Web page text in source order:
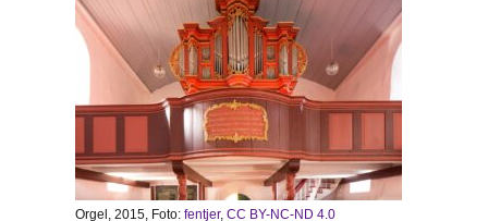
Orgel, 2015, Foto: fentjer, CC BY-NC-ND 4.0